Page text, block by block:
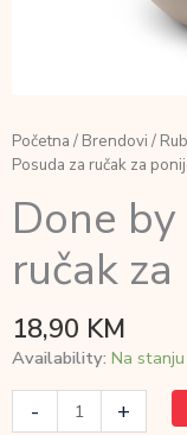
Početna / Brendovi /
Posuda za ručak za
Done
ručak
18,90 KM
Availability: Na stanju
- +